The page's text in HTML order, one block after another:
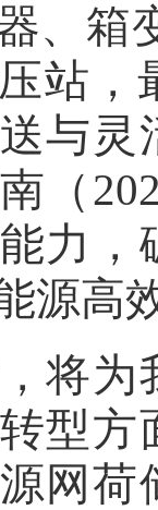
、箱
站，
与
（
力
源高
将为
型方
网荷